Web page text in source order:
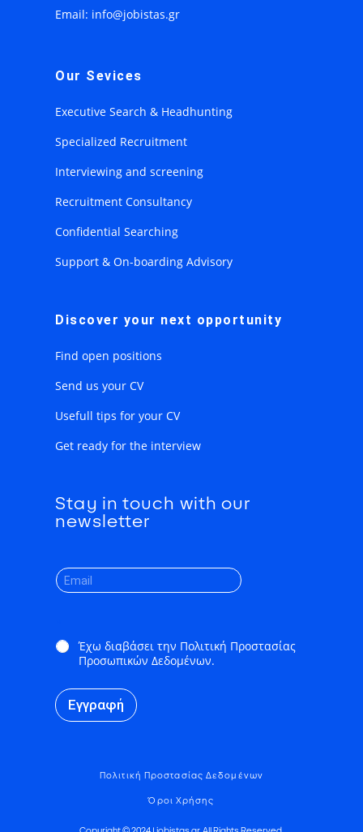
Email: info@jobistas.gr
Our Sevices
Executive Search & Headhunting
Specialized Recruitment
Interviewing and screening
Recruitment Consultancy
Confidential Searching
Support & On-boarding Advisory
Discover your next opportunity
Find open positions
Send us your CV
Usefull tips for your CV
Get ready for the interview
Stay in touch with our
newsletter
Έχω διαβάσει την Πολιτική Προστασίας
Προσωπικών Δεδομένων.
Εγγραφή
Πολιτική Προστασίας Δεδομένων
Όροι Χρήσης